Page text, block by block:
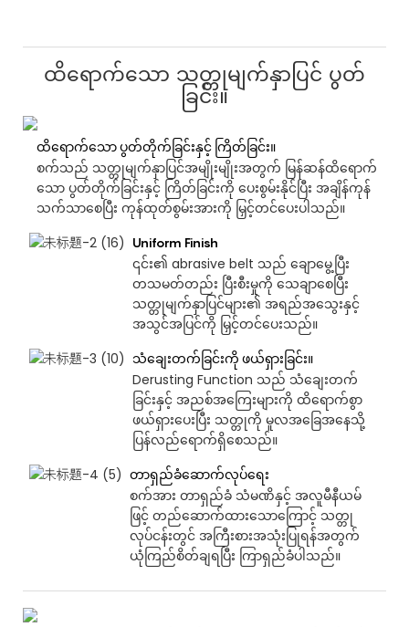
ထိရောက်သော သတ္တုမျက်နှာပြင် ပွတ်
ခြင်း။
ထိရောက်သော ပွတ်တိုက်ခြင်းနှင့် ကြိတ်ခြင်း။
စက်သည် သတ္တုမျက်နှာပြင်အမျိုးမျိုးအတွက် မြန်ဆန်ထိရောက်
သော ပွတ်တိုက်ခြင်းနှင့် ကြိတ်ခြင်းကို ပေးစွမ်းနိုင်ပြီး အချိန်ကုန်
သက်သာစေပြီး ကုန်ထုတ်စွမ်းအားကို မြှင့်တင်ပေးပါသည်။
Uniform Finish
၎င်း၏ abrasive belt သည် ချောမွေ့ပြီး
တသမတ်တည်း ပြီးစီးမှုကို သေချာစေပြီး
သတ္တုမျက်နှာပြင်များ၏ အရည်အသွေးနှင့်
အသွင်အပြင်ကို မြှင့်တင်ပေးသည်။
သံချေးတက်ခြင်းကို ဖယ်ရှားခြင်း။
Derusting Function သည် သံချေးတက်
ခြင်းနှင့် အညစ်အကြေးများကို ထိရောက်စွာ
ဖယ်ရှားပေးပြီး သတ္တုကို မူလအခြေအနေသို့
ပြန်လည်ရောက်ရှိစေသည်။
တာရှည်ခံဆောက်လုပ်ရေး
စက်အား တာရှည်ခံ သံမဏိနှင့် အလူမီနီယမ်
ဖြင့် တည်ဆောက်ထားသောကြောင့် သတ္တု
လုပ်ငန်းတွင် အကြီးစားအသုံးပြုရန်အတွက်
ယုံကြည်စိတ်ချရပြီး ကြာရှည်ခံပါသည်။